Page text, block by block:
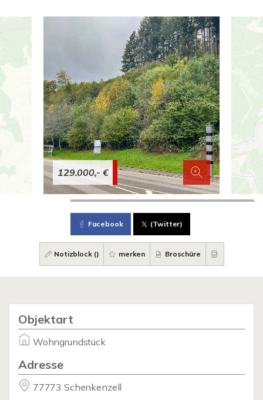
129.000,- €
Facebook (Twitter)
Notizblock () merken Broschüre
Objektart
Wohngrundstück
Adresse
77773 Schenkenzell